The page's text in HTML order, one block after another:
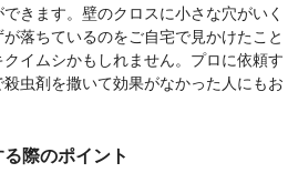
きます。壁のクロスに小さな穴がいく
落ちているのをご自宅で見かけたこと
イムシかもしれません。プロに依頼す
虫剤を撒いて効果がなかった人にもお
際のポイント